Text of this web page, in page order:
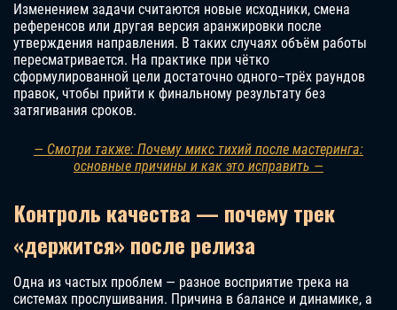
Изменением задачи считаются новые исходники, смена
референсов или другая версия аранжировки после
утверждения направления. В таких случаях объём работы
пересматривается. На практике при чётко
сформулированной цели достаточно одного–трёх раундов
правок, чтобы прийти к финальному результату без
затягивания сроков.
— Смотри также: Почему микс тихий после мастеринга:
основные причины и как это исправить —
Контроль качества — почему трек
«держится» после релиза
Одна из частых проблем — разное восприятие трека на
системах прослушивания. Причина в балансе и динамике, а